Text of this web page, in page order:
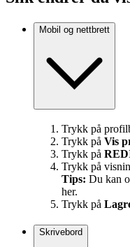
Mobil og nettbrett
Trykk på
Trykk på Vis
Trykk på
Trykk på
Tips: Du kan
her.
Trykk på
Skrivebord